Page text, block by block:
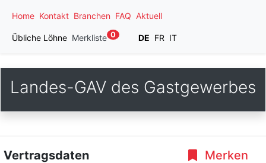
Home Kontakt Branchen FAQ Aktuell
Übliche Löhne Merkliste 0 DE FR IT
Landes-GAV des Gastgewerbes
Merken
Vertragsdaten